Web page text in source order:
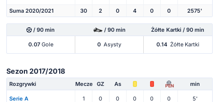
Suma 2020/2021 30 2 0 4 0 0 2575'
/ 90 min / 90 min Żółte Kartki / 90 min
0.07Gole 0 Asysty 0.14 Żółte Kartki
Sezon 2017/2018
Rozgrywki Mecze GZ As PEN min
Serie A 1 0 0 0 0 0 5'